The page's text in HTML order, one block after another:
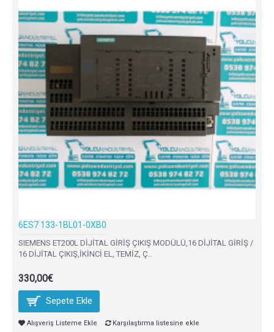
6ES7 133-1BL01-0XB0
SIEMENS ET200L DİJİTAL GİRİŞ ÇIKIŞ MODÜLÜ,16 DİJİTAL GİRİŞ /
16 DİJİTAL ÇIKIŞ,İKİNCİ EL, TEMİZ, Ç..
330,00€
Sepete Ekle
Alışveriş Listeme Ekle Karşılaştırma listesine ekle